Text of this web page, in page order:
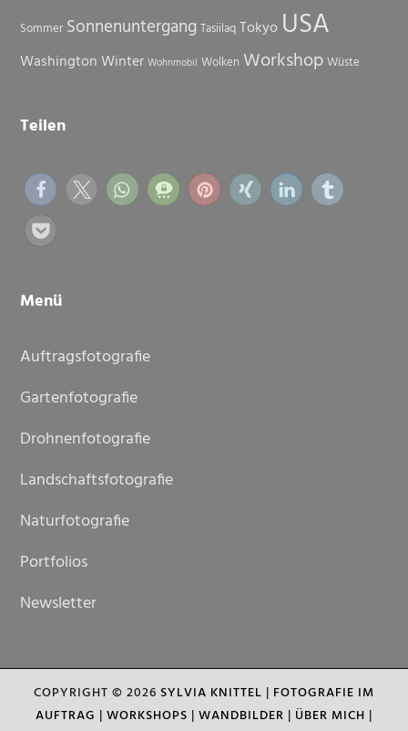
Sommer Sonnenuntergang Tasiilaq Tokyo USA
Washington Winter Wohnmobil Wolken Workshop Wüste
Teilen
Menü
Auftragsfotografie
Gartenfotografie
Drohnenfotografie
Landschaftsfotografie
Naturfotografie
Portfolios
Newsletter
COPYRIGHT © 2026 SYLVIA KNITTEL | FOTOGRAFIE IM
AUFTRAG | WORKSHOPS | WANDBILDER | ÜBER MICH |